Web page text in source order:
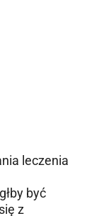
leczenia
być
z